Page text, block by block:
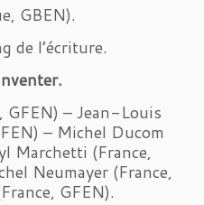
GBEN).
de l’écriture.
GFEN) – Jean-Louis
– Michel Ducom
Marchetti (France,
Neumayer (France,
GFEN).